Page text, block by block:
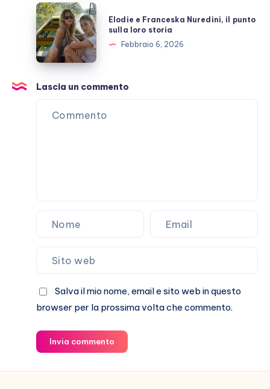
che
non
passa
Elodie
e
Franceska
Nuredini,
punto
sulla
Elodie e Franceska Nuredini, il punto
sulla loro storia
Febbraio 6, 2026
Lascia un commento
Salva il mio nome, email e sito web in questo
browser per la prossima volta che commento.
Invia commento